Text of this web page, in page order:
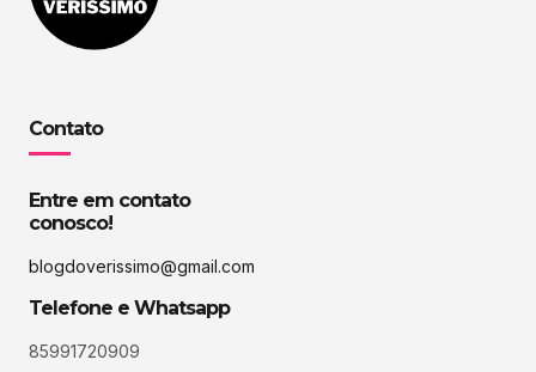
Contato
Entre em contato
conosco!
blogdoverissimo@gmail.com
Telefone e Whatsapp
85991720909